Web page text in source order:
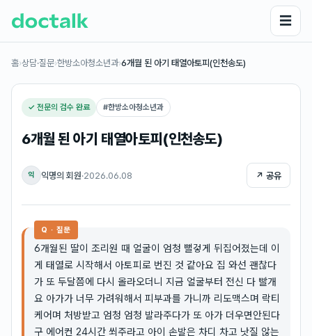
☰
홈›상담·질문›한방소아청소년과›6개월 된 아기 태열아토피(인천송도)
✓ 전문의 검수 완료 #한방소아청소년과
6개월 된 아기 태열아토피(인천송도)
익 익명의 회원·2026.06.08 ↗ 공유
Q · 질문
6개월된 딸이 조리원 때 얼굴이 엄청 뻘겋게 뒤집어졌는데 이
게 태열로 시작해서 아토피로 번진 것 같아요 집 와선 괜찮다
가 또 두달쯤에 다시 올라오더니 지금 얼굴부터 전신 다 빨개
요 아가가 너무 가려워해서 피부과를 가니까 리도맥스며 락티
케어며 처방받고 엄청 엄청 발라주다가 또 아가 더우면안된다
구 에어컨 24시간 쐬주라고 아이 손발은 차디 차고 낫질 않는